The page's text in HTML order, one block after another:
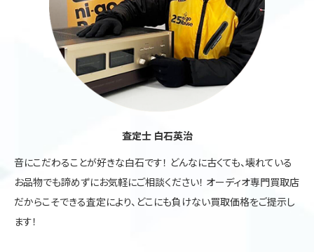
査定士 白石英治
音にこだわることが好きな白石です！ どんなに古くても、壊れている
お品物でも諦めずにお気軽にご相談ください！ オーディオ専門買取店
だからこそできる査定により、どこにも負けない買取価格をご提示し
ます！